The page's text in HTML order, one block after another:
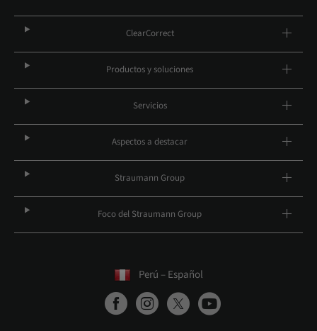
ClearCorrect
Productos y soluciones
Servicios
Aspectos a destacar
Straumann Group
Foco del Straumann Group
Perú – Español